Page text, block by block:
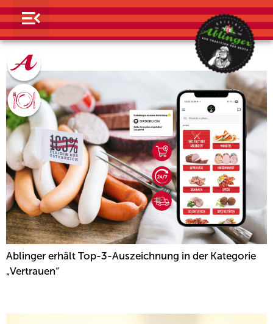
ORDERLION
Ablinger erhält Top-3-Auszeichnung in der Kategorie
„Vertrauen“